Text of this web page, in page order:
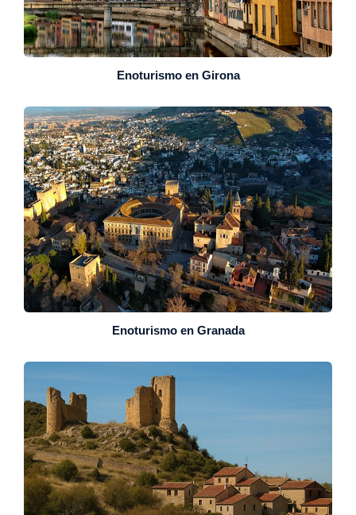
Enoturismo en Girona
Enoturismo en Granada